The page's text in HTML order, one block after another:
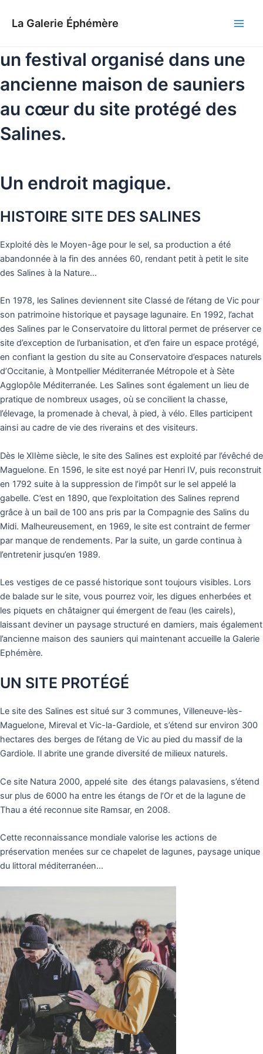
La Galerie Éphémère
un festival organisé dans une
ancienne maison de sauniers
au cœur du site protégé des
Salines.
Un endroit magique.
HISTOIRE SITE DES SALINES
Exploité dès le Moyen-âge pour le sel, sa production a été
abandonnée à la fin des années 60, rendant petit à petit le site
des Salines à la Nature…
En 1978, les Salines deviennent site Classé de l’étang de Vic pour
son patrimoine historique et paysage lagunaire. En 1992, l’achat
des Salines par le Conservatoire du littoral permet de préserver ce
site d’exception de l’urbanisation, et d’en faire un espace protégé,
en confiant la gestion du site au Conservatoire d’espaces naturels
d’Occitanie, à Montpellier Méditerranée Métropole et à Sète
Agglopôle Méditerranée. Les Salines sont également un lieu de
pratique de nombreux usages, où se concilient la chasse,
l’élevage, la promenade à cheval, à pied, à vélo. Elles participent
ainsi au cadre de vie des riverains et des visiteurs.
Dès le XIIème siècle, le site des Salines est exploité par l’évêché de
Maguelone. En 1596, le site est noyé par Henri IV, puis reconstruit
en 1792 suite à la suppression de l’impôt sur le sel appelé la
gabelle. C’est en 1890, que l’exploitation des Salines reprend
grâce à un bail de 100 ans pris par la Compagnie des Salins du
Midi. Malheureusement, en 1969, le site est contraint de fermer
par manque de rendements. Par la suite, un garde continua à
l’entretenir jusqu’en 1989.
Les vestiges de ce passé historique sont toujours visibles. Lors
de balade sur le site, vous pourrez voir, les digues enherbées et
les piquets en châtaigner qui émergent de l’eau (les cairels),
laissant deviner un paysage structuré en damiers, mais également
l’ancienne maison des sauniers qui maintenant accueille la Galerie
Ephémère.
UN SITE PROTÉGÉ
Le site des Salines est situé sur 3 communes, Villeneuve-lès-
Maguelone, Mireval et Vic-la-Gardiole, et s’étend sur environ 300
hectares des berges de l’étang de Vic au pied du massif de la
Gardiole. Il abrite une grande diversité de milieux naturels.
Ce site Natura 2000, appelé site des étangs palavasiens, s’étend
sur plus de 6000 ha entre les étangs de l’Or et de la lagune de
Thau a été reconnue site Ramsar, en 2008.
Cette reconnaissance mondiale valorise les actions de
préservation menées sur ce chapelet de lagunes, paysage unique
du littoral méditerranéen…